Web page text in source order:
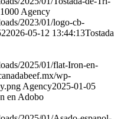
1000 Agency
2023/01/logo-cb-
2026-05-12 13:44:13Tostada
2025/01/flat-Iron-en-
wp-
Agency2025-01-05
en Adobo